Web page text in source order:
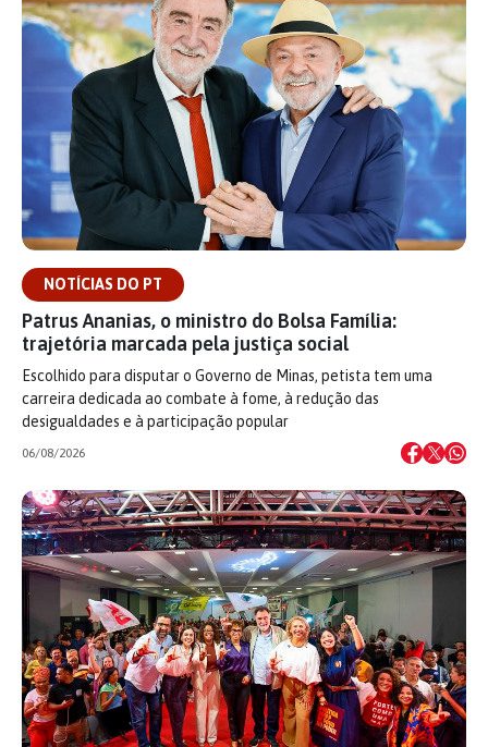
NOTÍCIAS DO PT
Patrus Ananias, o ministro do Bolsa Família:
trajetória marcada pela justiça social
Escolhido para disputar o Governo de Minas, petista tem uma
carreira dedicada ao combate à fome, à redução das
desigualdades e à participação popular
06/08/2026